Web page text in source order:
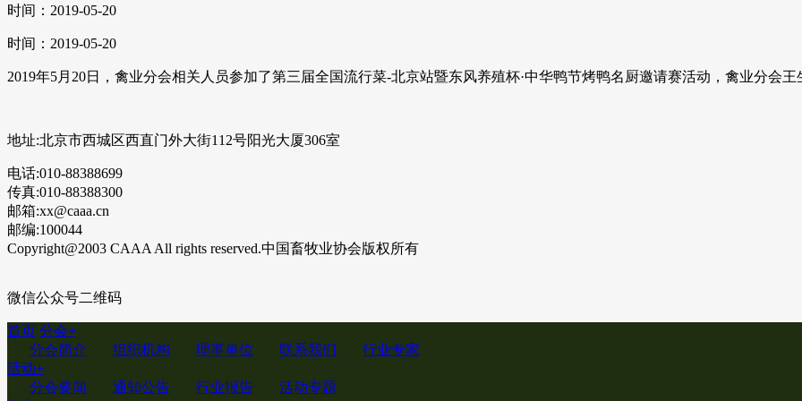
时间：2019-05-20
时间：2019-05-20
2019年5月20日，禽业分会相关人员参加了第三届全国流行菜-北京站暨东风养殖杯·中华鸭节烤鸭名厨邀请赛活动，禽业分会王
地址:北京市西城区西直门外大街112号阳光大厦306室
电话:010-88388699
传真:010-88388300
邮箱:xx@caaa.cn
邮编:100044
Copyright@2003 CAAA All rights reserved.中国畜牧业协会版权所有
微信公众号二维码
首页 分会+
分会简介
组织机构 理事单位 联系我们
行业专家
活动+
分会要闻
通知公告 行业报告
活动专题